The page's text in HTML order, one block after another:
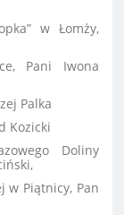
w Łomży,
Pani Iwona
Palka
Kozicki
Doliny
w Piątnicy, Pan